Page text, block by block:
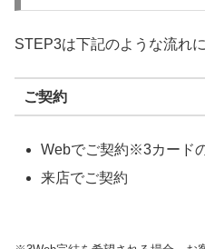
STEP3は下記のような流れ
ご契約
Webでご契約※3カード
来店でご契約